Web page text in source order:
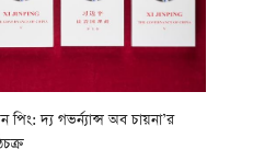
পিং: দ্য গভর্ন্যান্স অব চায়না’র